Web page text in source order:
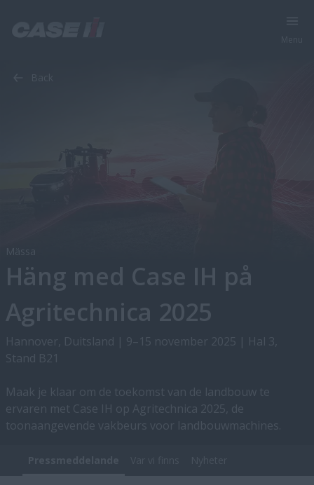
Mässa
Häng med Case IH på
Agritechnica 2025
Hannover, Duitsland | 9–15 november 2025 | Hal 3,
Stand B21
Maak je klaar om de toekomst van de landbouw te
ervaren met Case IH op Agritechnica 2025, de
toonaangevende vakbeurs voor landbouwmachines.